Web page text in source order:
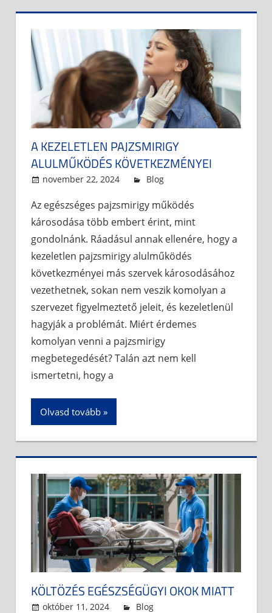
A KEZELETLEN PAJZSMIRIGY
ALULMŰKÖDÉS KÖVETKEZMÉNYEI
november 22, 2024 admin
Blog
Az egészséges pajzsmirigy működés
károsodása több embert érint, mint
gondolnánk. Ráadásul annak ellenére, hogy a
kezeletlen pajzsmirigy alulműködés
következményei más szervek károsodásához
vezethetnek, sokan nem veszik komolyan a
szervezet figyelmeztető jeleit, és kezeletlenül
hagyják a problémát. Miért érdemes
komolyan venni a pajzsmirigy
megbetegedését? Talán azt nem kell
ismertetni, hogy a
Olvasd tovább
KÖLTÖZÉS EGÉSZSÉGÜGYI OKOK MIATT
október 11, 2024 admin
Blog